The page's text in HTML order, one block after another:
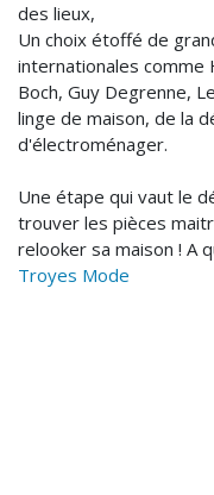
des lieux,
Un choix étoffé de
internationales comme
Boch, Guy Degrenne,
linge de maison, de la
d'électroménager.
Une étape qui vaut le
trouver les pièces
relooker sa maison ! A
Troyes Mode